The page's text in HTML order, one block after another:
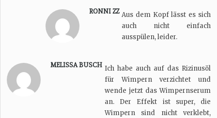
RONNI ZZ Aus dem Kopf lässt es sich
auch nicht einfach
ausspülen, leider.
MELISSA BUSCH Ich habe auch auf das Rizinusöl
für Wimpern verzichtet und
wende jetzt das Wimpernserum
an. Der Effekt ist super, die
Wimpern sind nicht verklebt,